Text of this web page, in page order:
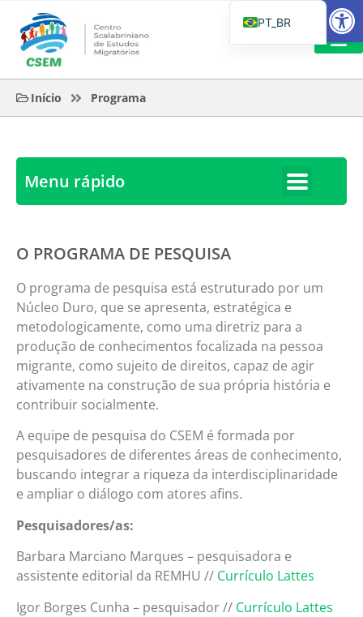
Início Programa
Menu rápido
O PROGRAMA DE PESQUISA
O programa de pesquisa está estruturado por um
Núcleo Duro, que se apresenta, estratégica e
metodologicamente, como uma diretriz para a
produção de conhecimentos focalizada na pessoa
migrante, como sujeito de direitos, capaz de agir
ativamente na construção de sua própria história e
contribuir socialmente.
A equipe de pesquisa do CSEM é formada por
pesquisadores de diferentes áreas de conhecimento,
buscando integrar a riqueza da interdisciplinaridade
e ampliar o diálogo com atores afins.
Pesquisadores/as:
Barbara Marciano Marques – pesquisadora e
assistente editorial da REMHU // Currículo Lattes
Igor Borges Cunha – pesquisador // Currículo Lattes
PT_BR
IT